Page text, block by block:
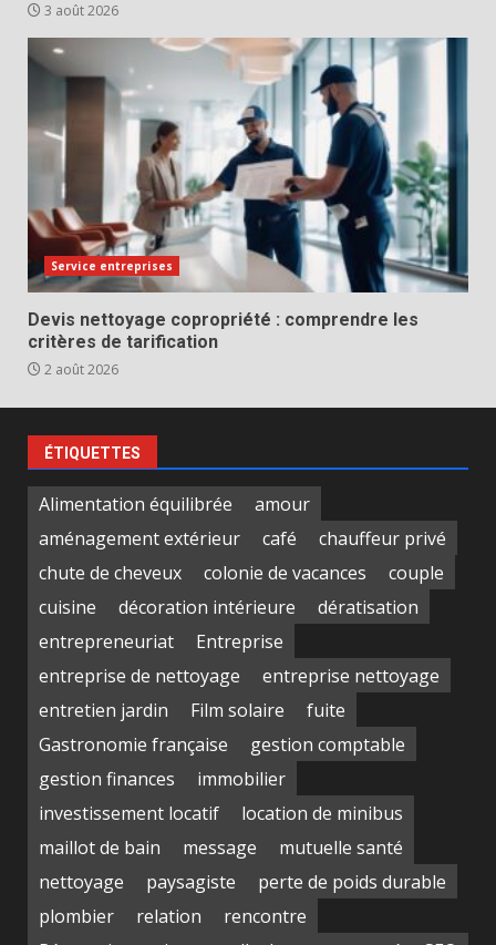
3 août 2026
Service entreprises
Devis nettoyage copropriété : comprendre les
critères de tarification
2 août 2026
ÉTIQUETTES
Alimentation équilibrée
amour
aménagement extérieur
café
chauffeur privé
chute de cheveux
colonie de vacances
couple
cuisine
décoration intérieure
dératisation
entrepreneuriat
Entreprise
entreprise de nettoyage
entreprise nettoyage
entretien jardin
Film solaire
fuite
Gastronomie française
gestion comptable
gestion finances
immobilier
investissement locatif
location de minibus
maillot de bain
message
mutuelle santé
nettoyage
paysagiste
perte de poids durable
plombier
relation
rencontre